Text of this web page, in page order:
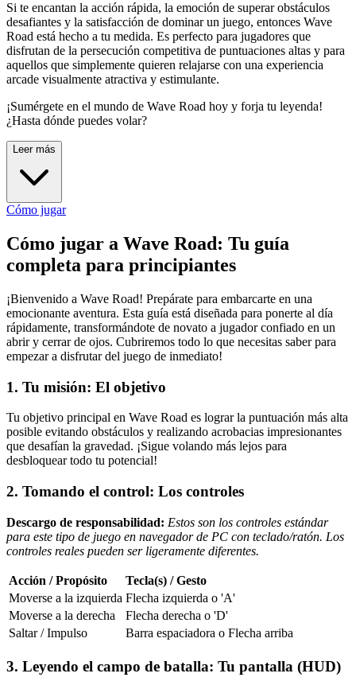
Si te encantan la acción rápida, la emoción de superar obstáculos
desafiantes y la satisfacción de dominar un juego, entonces Wave
Road está hecho a tu medida. Es perfecto para jugadores que
disfrutan de la persecución competitiva de puntuaciones altas y para
aquellos que simplemente quieren relajarse con una experiencia
arcade visualmente atractiva y estimulante.
¡Sumérgete en el mundo de Wave Road hoy y forja tu leyenda!
¿Hasta dónde puedes volar?
Leer más
Cómo jugar
Cómo jugar a Wave Road: Tu guía
completa para principiantes
¡Bienvenido a Wave Road! Prepárate para embarcarte en una
emocionante aventura. Esta guía está diseñada para ponerte al día
rápidamente, transformándote de novato a jugador confiado en un
abrir y cerrar de ojos. Cubriremos todo lo que necesitas saber para
empezar a disfrutar del juego de inmediato!
1. Tu misión: El objetivo
Tu objetivo principal en Wave Road es lograr la puntuación más alta
posible evitando obstáculos y realizando acrobacias impresionantes
que desafían la gravedad. ¡Sigue volando más lejos para
desbloquear todo tu potencial!
2. Tomando el control: Los controles
Descargo de responsabilidad: Estos son los controles estándar
para este tipo de juego en navegador de PC con teclado/ratón. Los
controles reales pueden ser ligeramente diferentes.
Acción / Propósito
Tecla(s) / Gesto
Moverse a la izquierda Flecha izquierda o 'A'
Moverse a la derecha
Flecha derecha o 'D'
Saltar / Impulso
Barra espaciadora o Flecha arriba
3. Leyendo el campo de batalla: Tu pantalla (HUD)